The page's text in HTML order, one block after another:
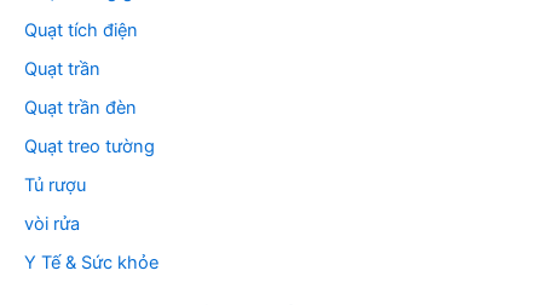
Quạt tích điện
Quạt trần
Quạt trần đèn
Quạt treo tường
Tủ rượu
vòi rửa
Y Tế & Sức khỏe